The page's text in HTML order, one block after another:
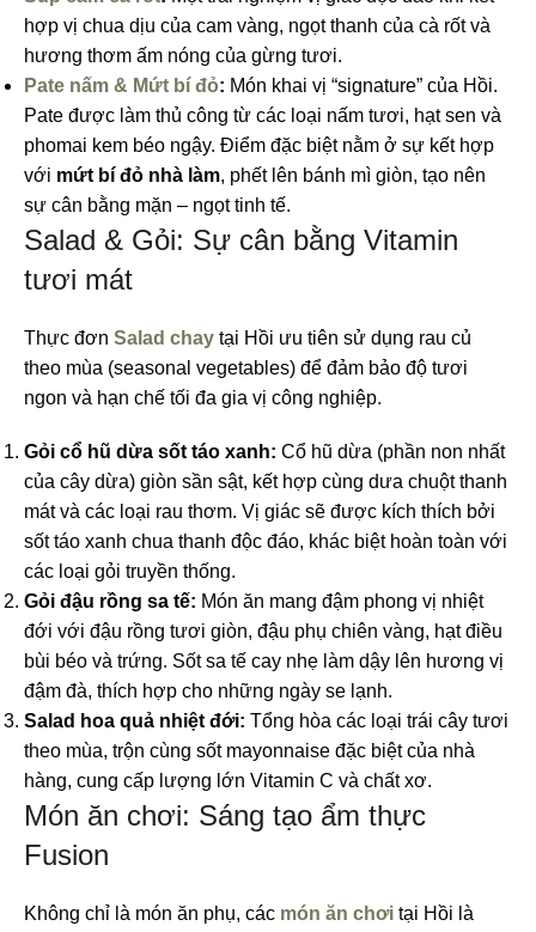
hợp vị chua dịu của cam vàng, ngọt thanh của cà rốt và
hương thơm ấm nóng của gừng tươi.
Pate nấm & Mứt bí đỏ: Món khai vị “signature” của Hồi.
Pate được làm thủ công từ các loại nấm tươi, hạt sen và
phomai kem béo ngậy. Điểm đặc biệt nằm ở sự kết hợp
với mứt bí đỏ nhà làm, phết lên bánh mì giòn, tạo nên
sự cân bằng mặn – ngọt tinh tế.
Salad & Gỏi: Sự cân bằng Vitamin
tươi mát
Thực đơn Salad chay tại Hồi ưu tiên sử dụng rau củ
theo mùa (seasonal vegetables) để đảm bảo độ tươi
ngon và hạn chế tối đa gia vị công nghiệp.
Gỏi cổ hũ dừa sốt táo xanh: Cổ hũ dừa (phần non nhất
của cây dừa) giòn sần sật, kết hợp cùng dưa chuột thanh
mát và các loại rau thơm. Vị giác sẽ được kích thích bởi
sốt táo xanh chua thanh độc đáo, khác biệt hoàn toàn với
các loại gỏi truyền thống.
Gỏi đậu rồng sa tế: Món ăn mang đậm phong vị nhiệt
đới với đậu rồng tươi giòn, đậu phụ chiên vàng, hạt điều
bùi béo và trứng. Sốt sa tế cay nhẹ làm dậy lên hương vị
đậm đà, thích hợp cho những ngày se lạnh.
Salad hoa quả nhiệt đới: Tổng hòa các loại trái cây tươi
theo mùa, trộn cùng sốt mayonnaise đặc biệt của nhà
hàng, cung cấp lượng lớn Vitamin C và chất xơ.
Món ăn chơi: Sáng tạo ẩm thực
Fusion
Không chỉ là món ăn phụ, các món ăn chơi tại Hồi là